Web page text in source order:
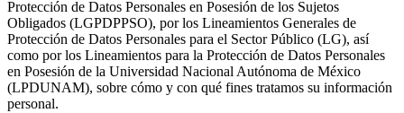
Protección de Datos Personales en Posesión de los Sujetos
Obligados (LGPDPPSO), por los Lineamientos Generales de
Protección de Datos Personales para el Sector Público (LG), así
como por los Lineamientos para la Protección de Datos Personales
en Posesión de la Universidad Nacional Autónoma de México
(LPDUNAM), sobre cómo y con qué fines tratamos su información
personal.